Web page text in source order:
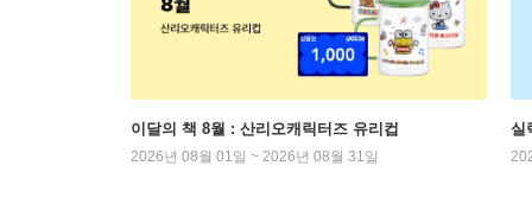
이달의 책 8월 : 산리오캐릭터즈 유리컵
2026년 08월 01일 ~ 2026년 08월 31일
실